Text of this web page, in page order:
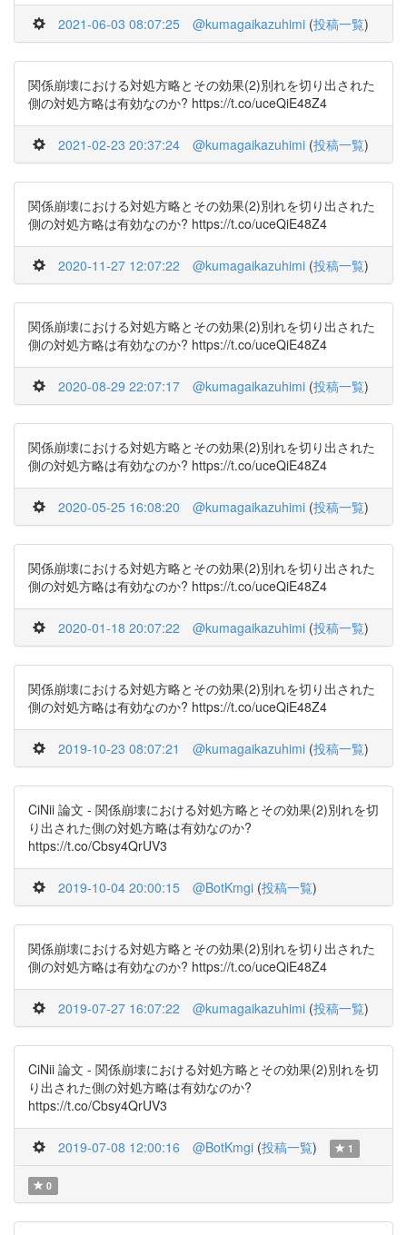
2021-06-03 08:07:25 @kumagaikazuhimi (投稿一覧)
関係崩壊における対処方略とその効果(2)別れを切り出された
側の対処方略は有効なのか? https://t.co/uceQiE48Z4
2021-02-23 20:37:24 @kumagaikazuhimi (投稿一覧)
関係崩壊における対処方略とその効果(2)別れを切り出された
側の対処方略は有効なのか? https://t.co/uceQiE48Z4
2020-11-27 12:07:22 @kumagaikazuhimi (投稿一覧)
関係崩壊における対処方略とその効果(2)別れを切り出された
側の対処方略は有効なのか? https://t.co/uceQiE48Z4
2020-08-29 22:07:17 @kumagaikazuhimi (投稿一覧)
関係崩壊における対処方略とその効果(2)別れを切り出された
側の対処方略は有効なのか? https://t.co/uceQiE48Z4
2020-05-25 16:08:20 @kumagaikazuhimi (投稿一覧)
関係崩壊における対処方略とその効果(2)別れを切り出された
側の対処方略は有効なのか? https://t.co/uceQiE48Z4
2020-01-18 20:07:22 @kumagaikazuhimi (投稿一覧)
関係崩壊における対処方略とその効果(2)別れを切り出された
側の対処方略は有効なのか? https://t.co/uceQiE48Z4
2019-10-23 08:07:21 @kumagaikazuhimi (投稿一覧)
CiNii 論文 - 関係崩壊における対処方略とその効果(2)別れを切
り出された側の対処方略は有効なのか?
https://t.co/Cbsy4QrUV3
2019-10-04 20:00:15 @BotKmgi (投稿一覧)
関係崩壊における対処方略とその効果(2)別れを切り出された
側の対処方略は有効なのか? https://t.co/uceQiE48Z4
2019-07-27 16:07:22 @kumagaikazuhimi (投稿一覧)
CiNii 論文 - 関係崩壊における対処方略とその効果(2)別れを切
り出された側の対処方略は有効なのか?
https://t.co/Cbsy4QrUV3
2019-07-08 12:00:16 @BotKmgi (投稿一覧) 1
0